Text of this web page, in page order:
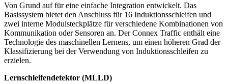
Von Grund auf für eine einfache Integration entwickelt. Das
Basissystem bietet den Anschluss für 16 Induktionsschleifen und
zwei interne Modulsteckplätze für verschiedene Kombinationen von
Kommunikation oder Sensoren an. Der Connex Traffic enthält eine
Technologie des maschinellen Lernens, um einen höheren Grad der
Klassifizierung bei der Verwendung von Induktionsschleifen zu
erzielen.
Lernschleifendetektor (MLLD)